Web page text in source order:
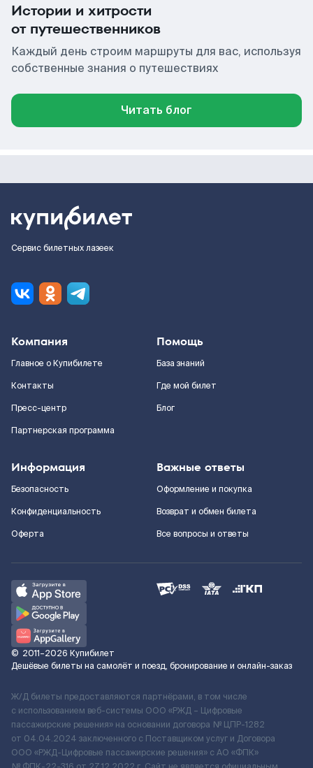
Истории и хитрости
от путешественников
Каждый день строим маршруты для вас, используя
собственные знания о путешествиях
Читать блог
Сервис билетных лазеек
Компания
Главное о Купибилете
Контакты
Пресс-центр
Партнерская программа
Помощь
База знаний
Где мой билет
Блог
Информация
Безопасность
Конфиденциальность
Оферта
Важные ответы
Оформление и покупка
Возврат и обмен билета
Все вопросы и ответы
© 2011–2026 Купибилет
Дешёвые билеты на самолёт и поезд, бронирование и онлайн-заказ
Ж/Д билеты предоставляются партнёрами, в том числе
с использованием веб-системы ООО «РЖД – Цифровые
пассажирские решения» на основании договора № ЦПР-1282
от 04.04.2024 заключенного с Поставщиком услуг и Договора
ООО «РЖД-Цифровые пассажирские решения» c АО «ФПК»